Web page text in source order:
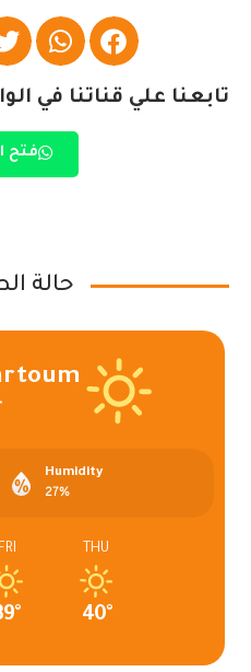
تابعنا علي قناتنا في
فتح
حالة
Humidity
27%
THU
40°
FRI